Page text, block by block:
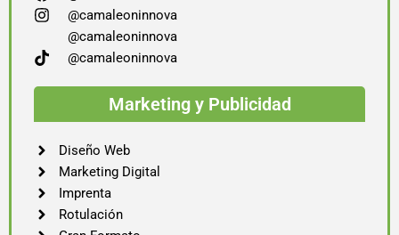
@camaleoninnova
@camaleoninnova
@camaleoninnova
Marketing y Publicidad
Diseño Web
Marketing Digital
Imprenta
Rotulación